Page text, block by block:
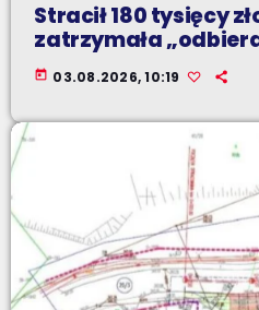
Stracił 180 tysięcy
zatrzymała
today 03.08.2026, 10:19